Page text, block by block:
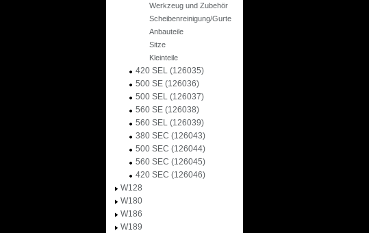
Werkzeug und Zubehör
Scheibenreinigung/Gurte
Anbauteile
Sitze
Kleinteile
420 SEL (126035)
500 SE (126036)
500 SEL (126037)
560 SE (126038)
560 SEL (126039)
380 SEC (126043)
500 SEC (126044)
560 SEC (126045)
420 SEC (126046)
W128
W180
W186
W189